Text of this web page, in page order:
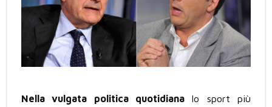
Nella vulgata politica quotidiana lo sport più